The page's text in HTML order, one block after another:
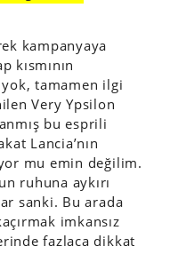
kampanyaya
kısmının
tamamen ilgi
Very Ypsilon
bu esprili
Lancia’nın
mu emin değilim.
ruhuna aykırı
sanki. Bu arada
imkansız
fazlaca dikkat